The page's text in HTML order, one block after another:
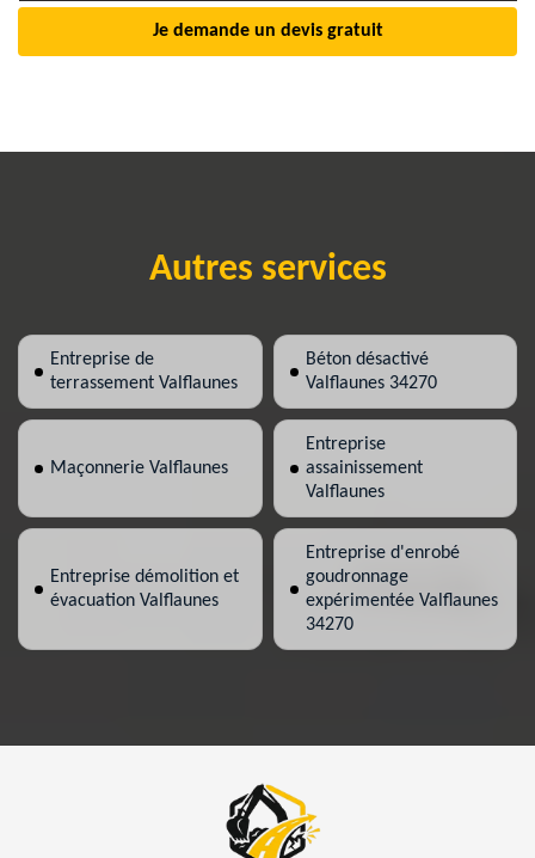
Je demande un devis gratuit
Autres services
Entreprise de
terrassement Valflaunes
Béton désactivé
Valflaunes 34270
Maçonnerie Valflaunes
Entreprise
assainissement
Valflaunes
Entreprise démolition et
évacuation Valflaunes
Entreprise d'enrobé
goudronnage
expérimentée Valflaunes
34270